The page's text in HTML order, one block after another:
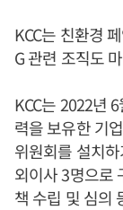
KCC는 친환경
G 관련 조직도
KCC는 2022년
력을 보유한 기
위원회를 설치
외이사 3명으로
책 수립 및 심의